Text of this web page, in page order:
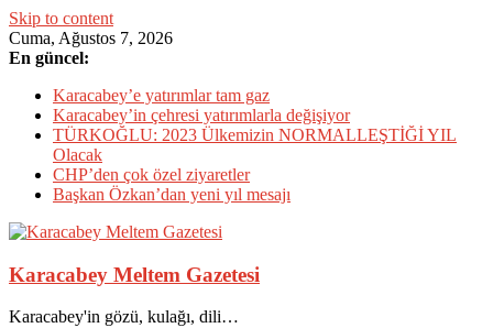
Skip to content
Cuma, Ağustos 7, 2026
En güncel:
Karacabey’e yatırımlar tam gaz
Karacabey’in çehresi yatırımlarla değişiyor
TÜRKOĞLU: 2023 Ülkemizin NORMALLEŞTİĞİ YIL
Olacak
CHP’den çok özel ziyaretler
Başkan Özkan’dan yeni yıl mesajı
Karacabey Meltem Gazetesi
Karacabey'in gözü, kulağı, dili…